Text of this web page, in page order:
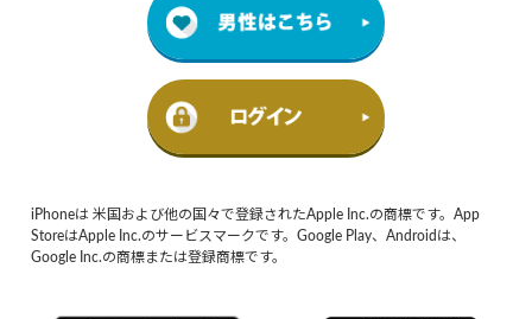
iPhoneは 米国および他の国々で登録されたApple Inc.の商標です。App
StoreはApple Inc.のサービスマークです。Google Play、Androidは、
Google Inc.の商標または登録商標です。